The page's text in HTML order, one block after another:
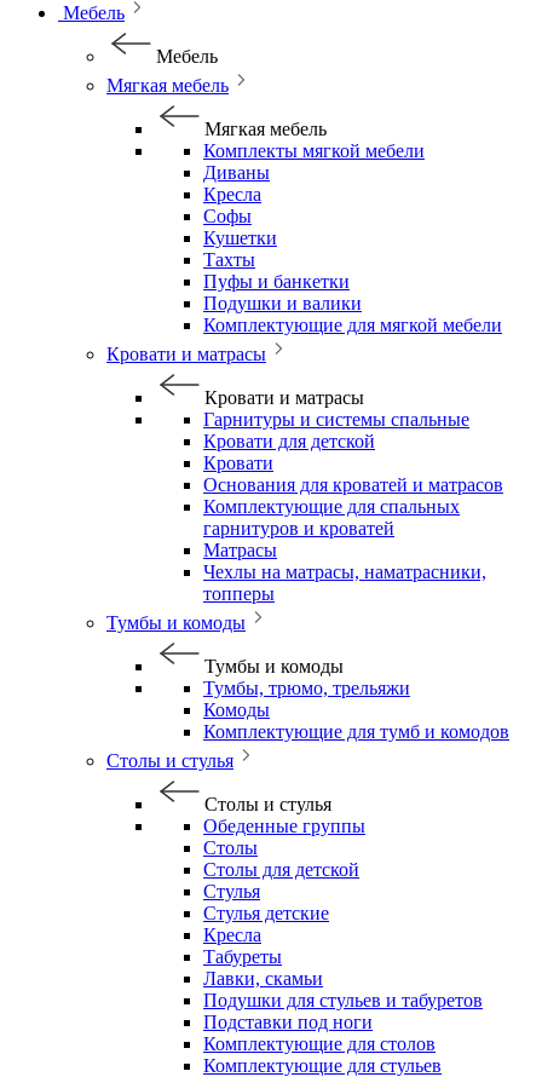
Мебель
Мебель
Мягкая мебель
Мягкая мебель
Комплекты мягкой мебели
Диваны
Кресла
Софы
Кушетки
Тахты
Пуфы и банкетки
Подушки и валики
Комплектующие для мягкой мебели
Кровати и матрасы
Кровати и матрасы
Гарнитуры и системы спальные
Кровати для детской
Кровати
Основания для кроватей и матрасов
Комплектующие для спальных
гарнитуров и кроватей
Матрасы
Чехлы на матрасы, наматрасники,
топперы
Тумбы и комоды
Тумбы и комоды
Тумбы, трюмо, трельяжи
Комоды
Комплектующие для тумб и комодов
Столы и стулья
Столы и стулья
Обеденные группы
Столы
Столы для детской
Стулья
Стулья детские
Кресла
Табуреты
Лавки, скамьи
Подушки для стульев и табуретов
Подставки под ноги
Комплектующие для столов
Комплектующие для стульев